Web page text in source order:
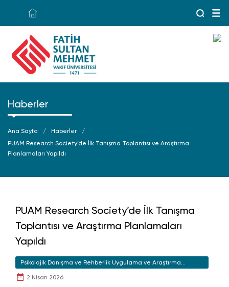
Haberler
Ana Sayfa
Haberler
PUAM Research Society’de İlk Tanışma Toplantısı ve Araştırma
Planlamaları Yapıldı
PUAM Research Society’de İlk Tanışma
Toplantısı ve Araştırma Planlamaları
Yapıldı
Psikolojik Danışma ve Rehberlik Uygulama ve Araştırma
Merkezi
2 Nisan 2026